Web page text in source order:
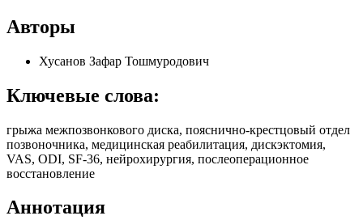
Авторы
Хусанов Зафар Тошмуродович
Ключевые слова:
грыжа межпозвонкового диска, пояснично-крестцовый отдел
позвоночника, медицинская реабилитация, дискэктомия,
VAS, ODI, SF-36, нейрохирургия, послеоперационное
восстановление
Аннотация